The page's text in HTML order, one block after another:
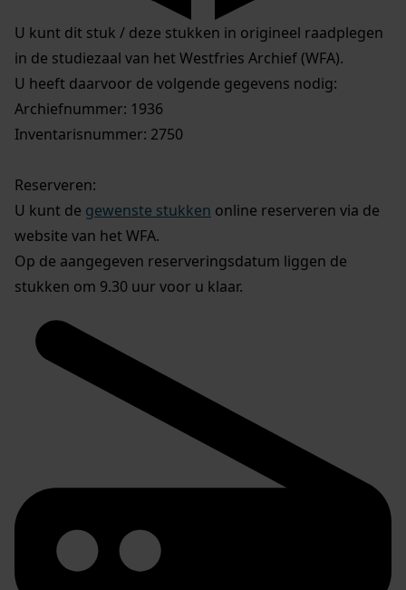
U kunt dit stuk / deze stukken in origineel raadplegen
in de studiezaal van het Westfries Archief (WFA).
U heeft daarvoor de volgende gegevens nodig:
Archiefnummer: 1936
Inventarisnummer: 2750
Reserveren:
U kunt de gewenste stukken online reserveren via de
website van het WFA.
Op de aangegeven reserveringsdatum liggen de
stukken om 9.30 uur voor u klaar.